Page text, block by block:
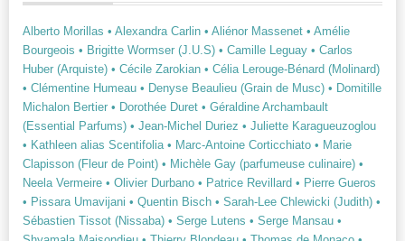
Alberto Morillas • Alexandra Carlin • Aliénor Massenet • Amélie
Bourgeois • Brigitte Wormser (J.U.S) • Camille Leguay • Carlos
Huber (Arquiste) • Cécile Zarokian • Célia Lerouge-Bénard (Molinard)
• Clémentine Humeau • Denyse Beaulieu (Grain de Musc) • Domitille
Michalon Bertier • Dorothée Duret • Géraldine Archambault
(Essential Parfums) • Jean-Michel Duriez • Juliette Karagueuzoglou
• Kathleen alias Scentifolia • Marc-Antoine Corticchiato • Marie
Clapisson (Fleur de Point) • Michèle Gay (parfumeuse culinaire) •
Neela Vermeire • Olivier Durbano • Patrice Revillard • Pierre Gueros
• Pissara Umavijani • Quentin Bisch • Sarah-Lee Chlewicki (Judith) •
Sébastien Tissot (Nissaba) • Serge Lutens • Serge Mansau •